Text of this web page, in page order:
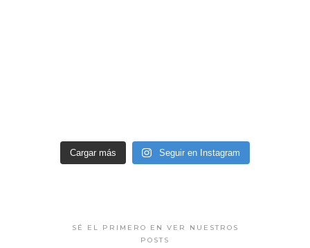
Cargar más Seguir en Instagram
SÉ EL PRIMERO EN VER NUESTROS
POSTS